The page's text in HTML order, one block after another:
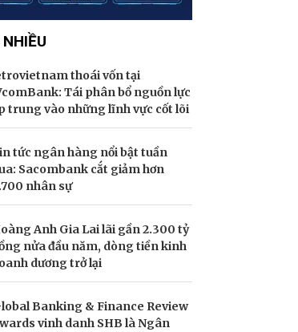
thoái vốn tại
Tái phân bổ nguồn lực
trung vào những lĩnh vực cốt lõi
tức ngân hàng nổi bật tuần
Sacombank cắt giảm hơn
nhân sự
Anh Gia Lai lãi gần 2.300 tỷ
nửa đầu năm, dòng tiền kinh
dương trở lại
Banking & Finance Review
vinh danh SHB là Ngân